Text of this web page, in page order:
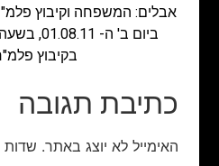
אבלים: המשפחה וקיבוץ
בקיבוץ
כתיבת תגובה
האימייל לא יוצג באתר. שדות